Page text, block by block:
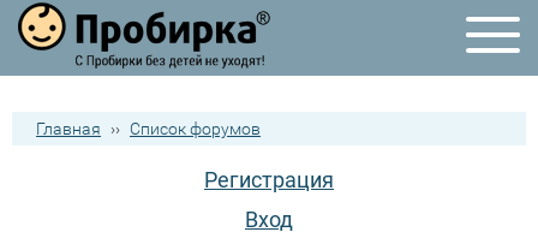
Главная ›› Список форумов
Регистрация
Вход